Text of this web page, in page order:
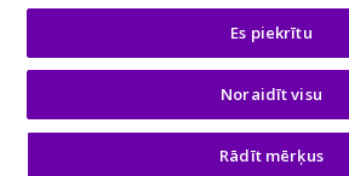
Aruodas.lt
© 2026 GetaPro. Visas tiesības aizsargātas.
Es piekrītu
Noraidīt visu
Rādīt mērķus